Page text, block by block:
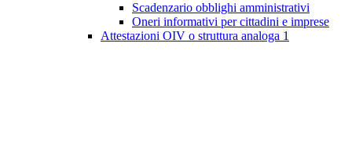
Scadenzario obblighi amministrativi
Oneri informativi per cittadini e imprese
Attestazioni OIV o struttura analoga 1